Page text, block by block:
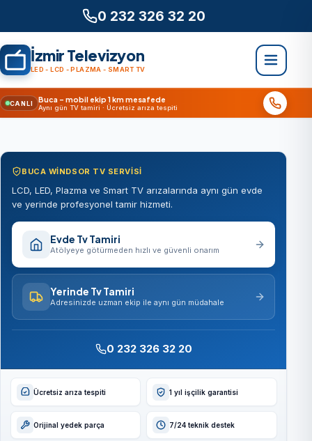
0 232 326 32 20
İzmir Televizyon
LED - LCD - PLAZMA - SMART TV
CANLI Buca – mobil ekip 1 km mesafede
Aynı gün TV tamiri · Ücretsiz arıza tespiti
BUCA WINDSOR TV SERVISI
LCD, LED, Plazma ve Smart TV arızalarında aynı gün evde
ve yerinde profesyonel tamir hizmeti.
Evde Tv Tamiri
Atölyeye götürmeden hızlı ve güvenli onarım
Yerinde Tv Tamiri
Adresinizde uzman ekip ile aynı gün müdahale
0 232 326 32 20
Ücretsiz arıza tespiti 1 yıl işçilik garantisi
Orijinal yedek parça 7/24 teknik destek